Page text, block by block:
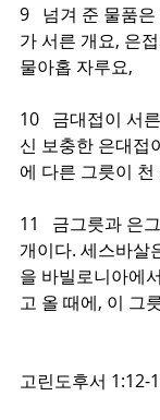
9   넘겨 준 물품
가 서른 개요, 은
물아홉 자루요,
10   금대접이 서
신 보충한 은대접
에 다른 그릇이 천
11   금그릇과 은
개이다. 세스바살
을 바빌로니아에
고 올 때에, 이 그
고린도후서 1:12-